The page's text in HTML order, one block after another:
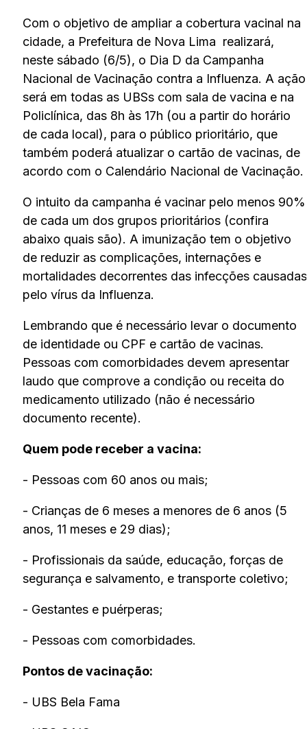
Com o objetivo de ampliar a cobertura vacinal na
cidade, a Prefeitura de Nova Lima realizará,
neste sábado (6/5), o Dia D da Campanha
Nacional de Vacinação contra a Influenza. A ação
será em todas as UBSs com sala de vacina e na
Policlínica, das 8h às 17h (ou a partir do horário
de cada local), para o público prioritário, que
também poderá atualizar o cartão de vacinas, de
acordo com o Calendário Nacional de Vacinação.
O intuito da campanha é vacinar pelo menos 90%
de cada um dos grupos prioritários (confira
abaixo quais são). A imunização tem o objetivo
de reduzir as complicações, internações e
mortalidades decorrentes das infecções causadas
pelo vírus da Influenza.
Lembrando que é necessário levar o documento
de identidade ou CPF e cartão de vacinas.
Pessoas com comorbidades devem apresentar
laudo que comprove a condição ou receita do
medicamento utilizado (não é necessário
documento recente).
Quem pode receber a vacina:
- Pessoas com 60 anos ou mais;
- Crianças de 6 meses a menores de 6 anos (5
anos, 11 meses e 29 dias);
- Profissionais da saúde, educação, forças de
segurança e salvamento, e transporte coletivo;
- Gestantes e puérperas;
- Pessoas com comorbidades.
Pontos de vacinação:
- UBS Bela Fama